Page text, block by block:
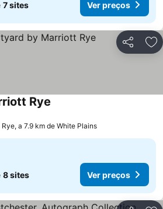
7 sites Ver preços
Partilhar
Rye
Rye, a 7.9 km de White Plains
8 sites Ver preços